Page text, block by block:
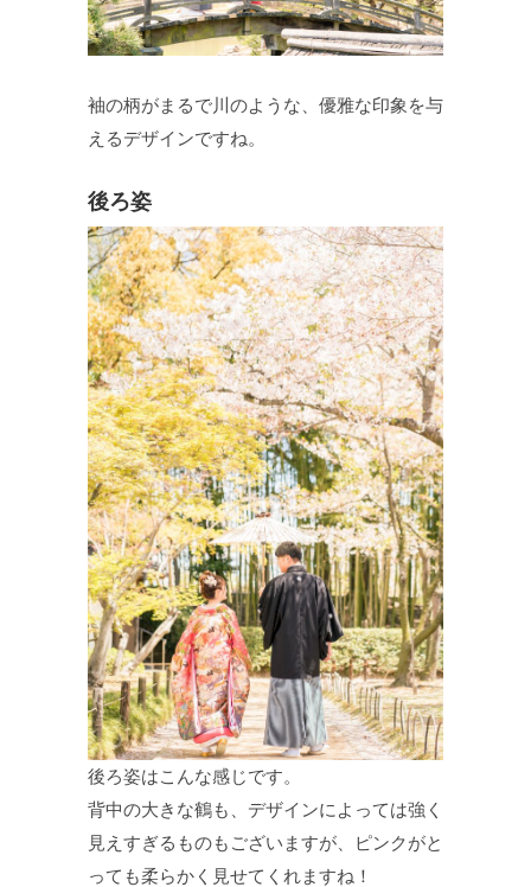
袖の柄がまるで川のような、優雅な印象を与
えるデザインですね。
後ろ姿
後ろ姿はこんな感じです。
背中の大きな鶴も、デザインによっては強く
見えすぎるものもございますが、ピンクがと
っても柔らかく見せてくれますね！